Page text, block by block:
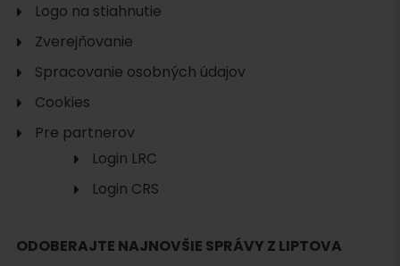
ubytovanie
Logo na stiahnutie
Zverejňovanie
Spracovanie osobných údajov
Cookies
Pre partnerov
Login LRC
Login CRS
ODOBERAJTE NAJNOVŠIE SPRÁVY Z LIPTOVA